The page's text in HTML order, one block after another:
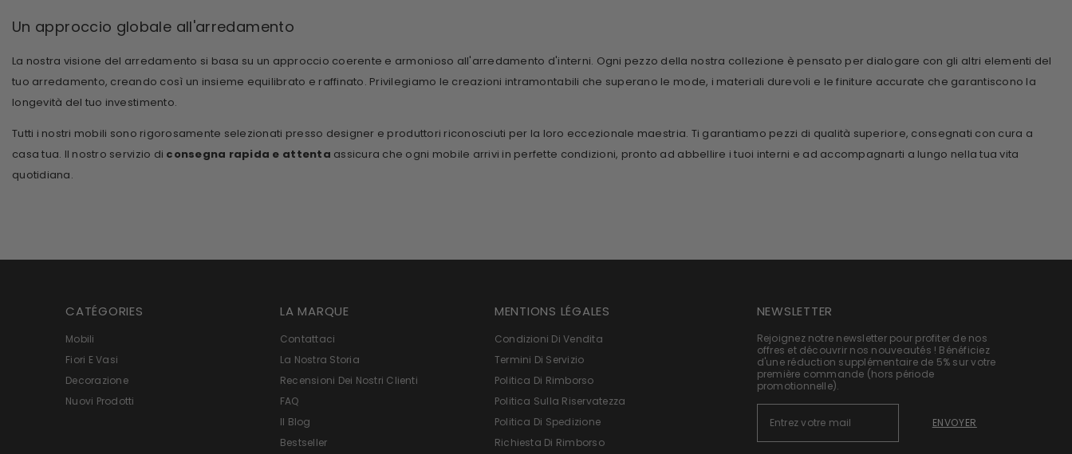
Un approccio globale all'arredamento
La nostra visione del arredamento si basa su un approccio coerente e armonioso all'arredamento d'interni. Ogni pezzo della nostra collezione è pensato per dialogare con gli altri elementi del
tuo arredamento, creando così un insieme equilibrato e raffinato. Privilegiamo le creazioni intramontabili che superano le mode, i materiali durevoli e le finiture accurate che garantiscono la
longevità del tuo investimento.
Tutti i nostri mobili sono rigorosamente selezionati presso designer e produttori riconosciuti per la loro eccezionale maestria. Ti garantiamo pezzi di qualità superiore, consegnati con cura a
casa tua. Il nostro servizio di consegna rapida e attenta assicura che ogni mobile arrivi in perfette condizioni, pronto ad abbellire i tuoi interni e ad accompagnarti a lungo nella tua vita
quotidiana.
CATÉGORIES
Mobili
Fiori E Vasi
Decorazione
Nuovi Prodotti
LA MARQUE
Contattaci
La Nostra Storia
Recensioni Dei Nostri Clienti
FAQ
Il Blog
Bestseller
MENTIONS LÉGALES
Condizioni Di Vendita
Termini Di Servizio
Politica Di Rimborso
Politica Sulla Riservatezza
Politica Di Spedizione
Richiesta Di Rimborso
NEWSLETTER
Rejoignez notre newsletter pour profiter de nos
offres et découvrir nos nouveautés ! Bénéficiez
d'une réduction supplémentaire de 5% sur votre
première commande (hors période
promotionnelle).
ENVOYER